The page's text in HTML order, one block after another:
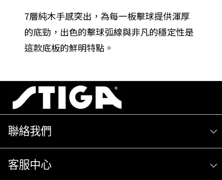
7層純木手感突出，為每一板擊球提供渾厚
的底勁，出色的擊球弧線與非凡的穩定性是
這款底板的鮮明特點。
聯絡我們
客服中心